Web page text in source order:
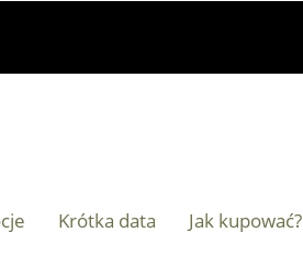
Krótka data Jak kupować?